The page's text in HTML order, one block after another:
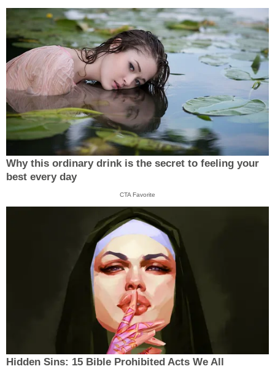
Why this ordinary drink is the secret to feeling your
best every day
CTA Favorite
Hidden Sins: 15 Bible Prohibited Acts We All